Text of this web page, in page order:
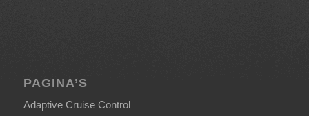
PAGINA’S
Adaptive Cruise Control